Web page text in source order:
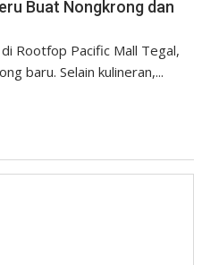
Buat Nongkrong dan
Rootfop Pacific Mall Tegal,
baru. Selain kulineran,...